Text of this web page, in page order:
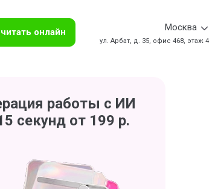
онлайн Москва
ул. Арбат, д. 35, офис 468, этаж 4
работы с ИИ
секунд от 199 р.